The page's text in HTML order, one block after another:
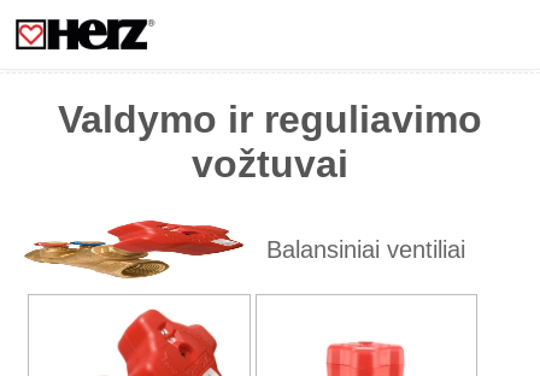
Valdymo ir reguliavimo
vožtuvai
Balansiniai ventiliai